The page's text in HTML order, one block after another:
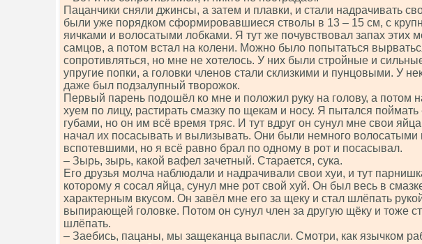
Пацанчики сняли джинсы, а затем и плавки, и стали надрачивать
были уже порядком сформировавшиеся стволы в 13 – 15 см, с
яичками и волосатыми лобками. Я тут же почувствовал запах этих
самцов, а потом встал на колени. Можно было попытаться
сопротивляться, но мне не хотелось. У них были стройные и
упругие попки, а головки членов стали склизкими и пунцовыми. У
даже был подзалупный творожок.
Первый парень подошёл ко мне и положил руку на голову, а потом
хуем по лицу, растирать смазку по щекам и носу. Я пытался поймать
губами, но он им всё время тряс. И тут вдруг он сунул мне свои яйца
начал их посасывать и вылизывать. Они были немного волосатыми
вспотевшими, но я всё равно брал по одному в рот и посасывал.
– Зырь, зырь, какой вафел зачетный. Старается, сука.
Его друзья молча наблюдали и надрачивали свои хуи, и тут
которому я сосал яйца, сунул мне рот свой хуй. Он был весь в
характерным вкусом. Он завёл мне его за щеку и стал шлёпать
выпирающей головке. Потом он сунул член за другую щёку и тоже
шлёпать.
– Заебись, пацаны, мы защеканца выпасли. Смотри, как язычком